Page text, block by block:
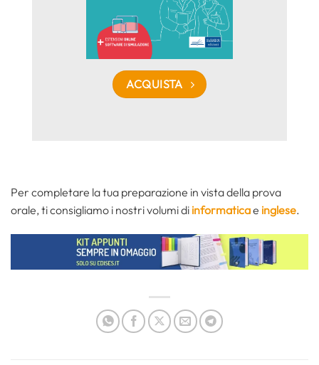
ACQUISTA
Per completare la tua preparazione in vista della prova
orale, ti consigliamo i nostri volumi di informaticae inglese.